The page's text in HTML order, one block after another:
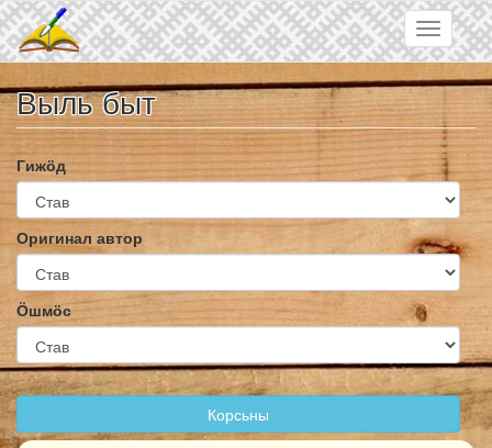
Skip to main content
Toggle
Выль быт
Гижӧд
Оригинал автор
Ӧшмӧс
Корсьны